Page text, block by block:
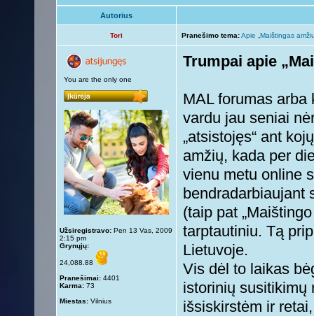
Autorius
Tori Pranešimo tema:Apie „Maištingas
You are the only one
Užsiregistravo: Pen 13 Vas, 2009
2:15 pm
Grynųjų:
24,088.88
Pranešimai: 4401
Karma: 73
Miestas: Vilnius
Trumpai apie
MAL forumas arba
vardu jau seniai
„atsistojęs“ ant
amžių, kada per
vienu metu online
bendradarbiaujant
(taip pat
tarptautiniu. Tą
Lietuvoje.
Vis dėl to laikas
istorinių susitikimų
išsiskirstėm ir